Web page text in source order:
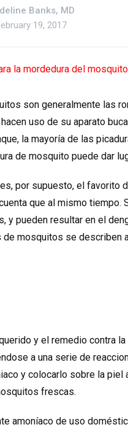
Banks, MD
19, 2017
son generalmente las
uso de su aparato
la mayoría de las
de mosquito puede dar
por supuesto, el favorito
que al mismo
y pueden resultar en el
de mosquitos se describen
y el remedio contra
a una serie de
y colocarlo sobre la
frescas.
amoníaco de uso